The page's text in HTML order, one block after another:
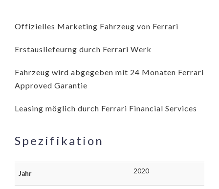
Offizielles Marketing Fahrzeug von Ferrari
Erstausliefeurng durch Ferrari Werk
Fahrzeug wird abgegeben mit 24 Monaten Ferrari
Approved Garantie
Leasing möglich durch Ferrari Financial Services
Spezifikation
Jahr 2020